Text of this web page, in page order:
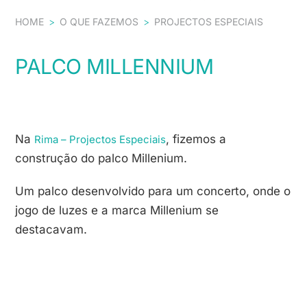
HOME > O QUE FAZEMOS > PROJECTOS ESPECIAIS
PALCO MILLENNIUM
Na Rima – Projectos Especiais, fizemos a
construção do palco Millenium.
Um palco desenvolvido para um concerto, onde o
jogo de luzes e a marca Millenium se
destacavam.